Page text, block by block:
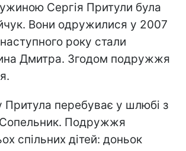
Сергія Притули була
Вони одружилися у 2007
року стали
Дмитра. Згодом подружжя
Притула перебуває у шлюбі з
Подружжя
спільних дітей: доньок